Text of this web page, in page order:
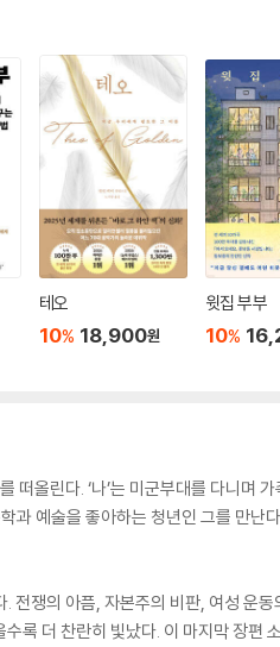
테오
10% 18,900원
윗집 부부
10%
떠올린다. ‘나’는 미군부대를 다니며
예술을 좋아하는 청년인 그를 만난
전쟁의 아픔, 자본주의 비판, 여성 운
록 더 찬란히 빛났다. 이 마지막 장편